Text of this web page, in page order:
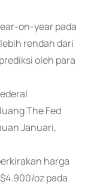
on-year pada
rendah dari
oleh para
The Fed
Januari,
harga
oz pada